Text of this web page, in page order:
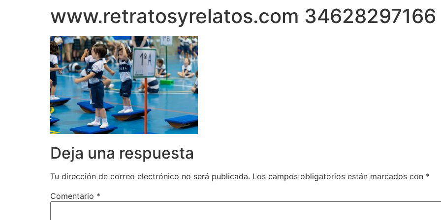
www.retratosyrelatos.com 34628297166
Deja una respuesta
Tu dirección de correo electrónico no será publicada. Los campos obligatorios están marcados con *
Comentario *